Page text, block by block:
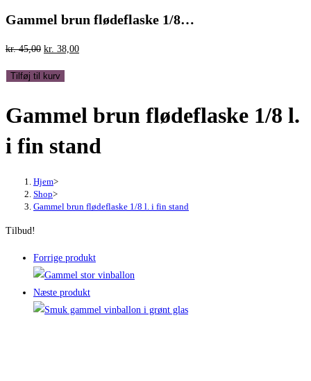
Gammel brun flødeflaske 1/8…
kr.45,00 Den
pris
kr. 45,00.
kr. 38,00Den
kr. 38,00.
Gammel
flødeflaske
l.
stand
Tilføj til kurv
Gammel brun flødeflaske 1/8 l.
i fin stand
Hjem>
Shop>
Gammel brun flødeflaske 1/8 l. i fin stand
Tilbud!
Forrige produkt
Næste produkt